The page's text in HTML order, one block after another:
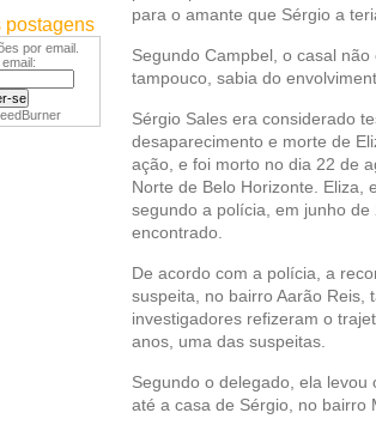
postagens
por email.
para o amante que Sérgio a
Segundo Campbel, o casal
tampouco, sabia do
Sérgio Sales era considerado
desaparecimento e morte de
ação, e foi morto no dia 22 de
Norte de Belo Horizonte. Eliza,
segundo a polícia, em junho
encontrado.
De acordo com a polícia, a
suspeita, no bairro Aarão Reis,
investigadores refizeram o
anos, uma das suspeitas.
Segundo o delegado, ela
até a casa de Sérgio, no bairro